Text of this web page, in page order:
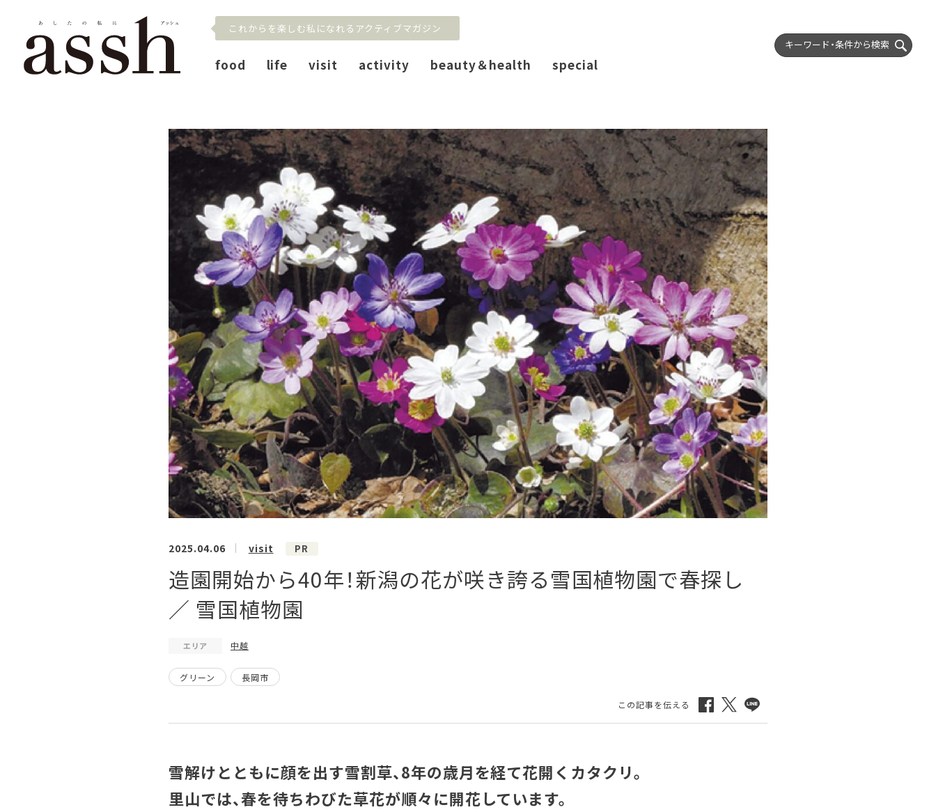
これからを楽しむ私になれるアクティブマガジン
food life visit activity beauty＆health special
キーワード・条件から検索
2025.04.06 visit PR
造園開始から40年！新潟の花が咲き誇る雪国植物園で春探し
／ 雪国植物園
エリア 中越
グリーン 長岡市
雪解けとともに顔を出す雪割草、8年の歳月を経て花開くカタクリ。
里山では、春を待ちわびた草花が順々に開花しています。